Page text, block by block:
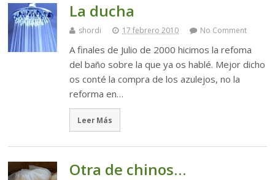
La ducha
shordi 17 febrero 2010 No Comment
A finales de Julio de 2000 hicimos la refoma
del baño sobre la que ya os hablé. Mejor dicho
os conté la compra de los azulejos, no la
reforma en…
Leer Más
Otra de chinos…